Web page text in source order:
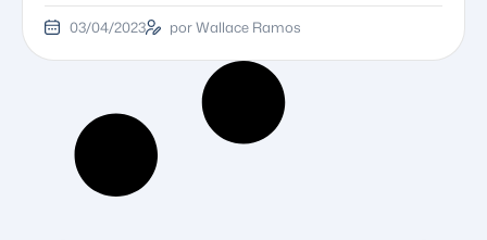
03/04/2023 por Wallace Ramos